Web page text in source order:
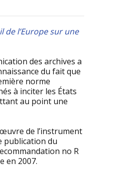
de l’Europe sur une
des archives a
du fait que
norme
à inciter les États
au point une
de l’instrument
publication du
no R
en 2007.